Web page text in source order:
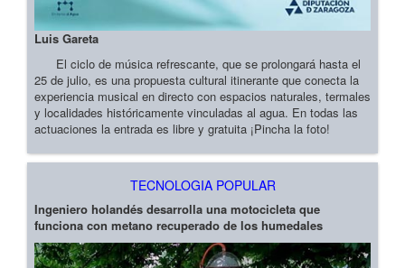
Luis Gareta
El ciclo de música refrescante, que se prolongará hasta el
25 de julio, es una propuesta cultural itinerante que conecta la
experiencia musical en directo con espacios naturales, termales
y localidades históricamente vinculadas al agua. En todas las
actuaciones la entrada es libre y gratuita ¡Pincha la foto!
TECNOLOGIA POPULAR
Ingeniero holandés desarrolla una motocicleta que
funciona con metano recuperado de los humedales